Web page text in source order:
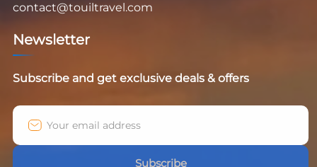
contact@touiltravel.com
Newsletter
Subscribe and get exclusive deals & offers
Subscribe